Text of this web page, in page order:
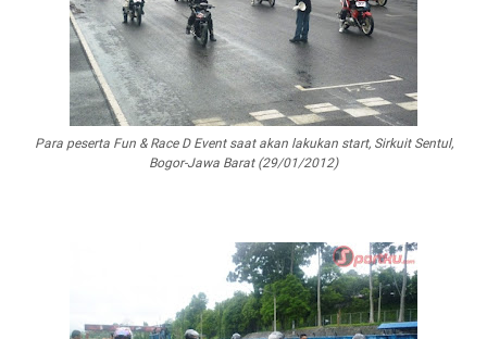
Para peserta Fun & Race D Event saat akan lakukan start, Sirkuit Sentul,
Bogor-Jawa Barat (29/01/2012)